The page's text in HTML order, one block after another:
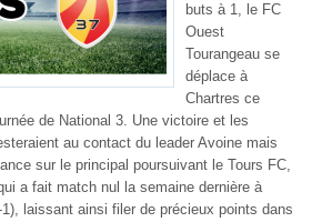
buts à 1, le FC
Ouest
Tourangeau se
déplace à
Chartres ce
de National 3. Une victoire et les
au contact du leader Avoine mais
sur le principal poursuivant le Tours FC,
a fait match nul la semaine dernière à
laissant ainsi filer de précieux points dans